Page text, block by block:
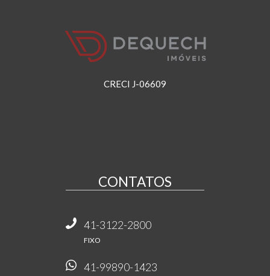
CRECI J-06609
CONTATOS
41-3122-2800
FIXO
41-99890-1423